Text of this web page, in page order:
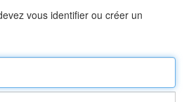
vous identifier ou créer un